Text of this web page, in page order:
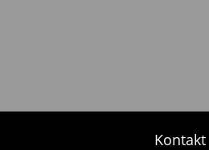
Kontakt